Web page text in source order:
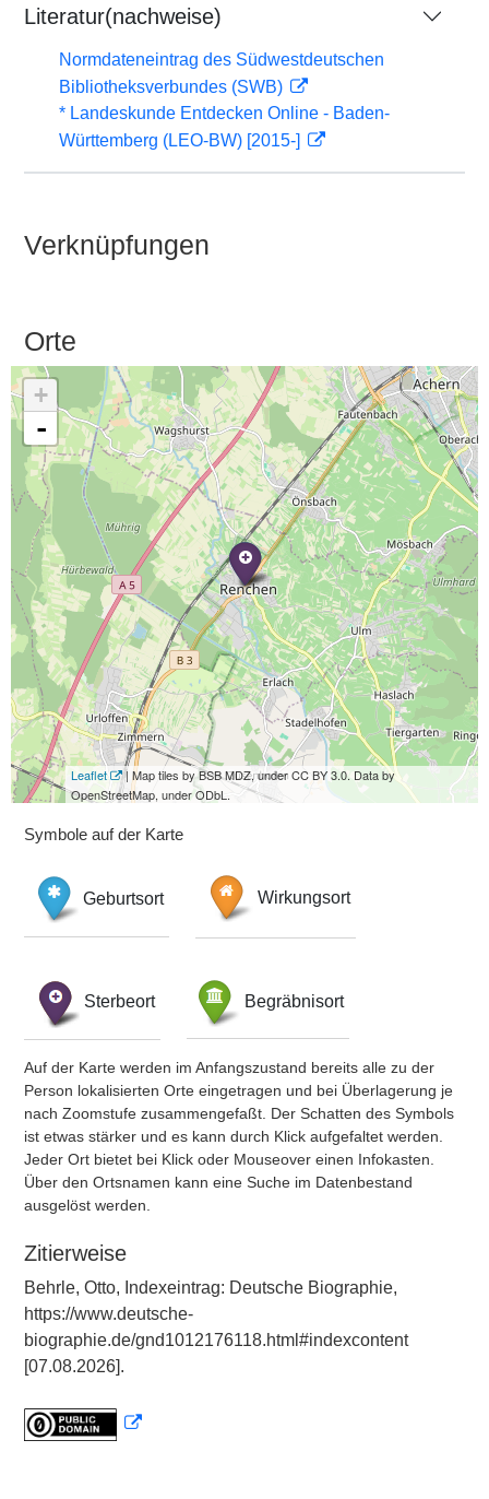
Literatur(nachweise)
Normdateneintrag des Südwestdeutschen
Bibliotheksverbundes (SWB)
* Landeskunde Entdecken Online - Baden-
Württemberg (LEO-BW) [2015-]
Verknüpfungen
Orte
+
-
Leaflet
| Map tiles by BSB MDZ, under CC BY 3.0. Data by
OpenStreetMap, under ODbL.
Symbole auf der Karte
Geburtsort Wirkungsort
Sterbeort Begräbnisort
Auf der Karte werden im Anfangszustand bereits alle zu der
Person lokalisierten Orte eingetragen und bei Überlagerung je
nach Zoomstufe zusammengefaßt. Der Schatten des Symbols
ist etwas stärker und es kann durch Klick aufgefaltet werden.
Jeder Ort bietet bei Klick oder Mouseover einen Infokasten.
Über den Ortsnamen kann eine Suche im Datenbestand
ausgelöst werden.
Zitierweise
Behrle, Otto, Indexeintrag: Deutsche Biographie,
https://www.deutsche-
biographie.de/gnd1012176118.html#indexcontent
[07.08.2026].